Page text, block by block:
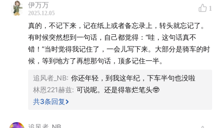
“晨间笔记究竟是什么呢？
简单地说，晨间笔记就是3页手稿。更严格一点说，它是
一种意识流：“哦，天哪，又到早上了。新的一天开始了，
我却没有一丁点儿值得说的东西。我得洗窗帘，对了，昨
天我那些脏衣服洗了吗？……”虽然将它称为“大脑排污管”
听上去不是那么文雅，但那的确是它的一项主要功能。
伊万万
2025.12.05
1
真的，不记下来，记在纸上或者备忘录上，转头就忘记了。
有时候突然想到一句话，自己都觉得：“哇，这句话真不
错！”当时觉得我记住了，一会儿写下来。大部分是骑车的时
候，等到地方了再想那句话，顶多记住一半。
追风者_NB: 你还年轻，到我这年纪，下车半句也没啦
林恩221赫兹: 可说呢。还是得靠烂笔头🤓
共3条回复